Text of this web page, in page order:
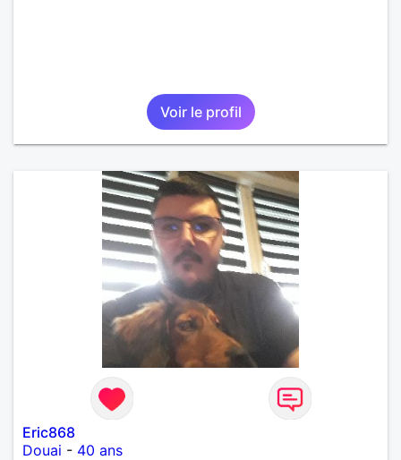
Voir le profil
Eric868
Douai - 40 ans